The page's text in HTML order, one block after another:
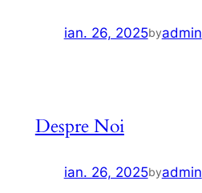
ian. 26, 2025byadmin
Despre Noi
ian. 26, 2025byadmin